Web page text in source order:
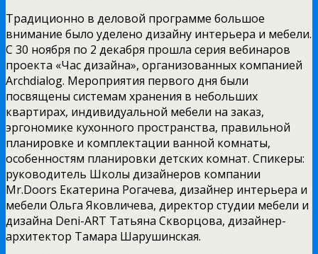
Традиционно в деловой программе большое
внимание было уделено дизайну интерьера и мебели.
С 30 ноября по 2 декабря прошла серия вебинаров
проекта «Час дизайна», организованных компанией
Archdialog. Мероприятия первого дня были
посвящены системам хранения в небольших
квартирах, индивидуальной мебели на заказ,
эргономике кухонного пространства, правильной
планировке и комплектации ванной комнаты,
особенностям планировки детских комнат. Спикеры:
руководитель Школы дизайнеров компании
Mr.Doors Екатерина Рогачева, дизайнер интерьера и
мебели Ольга Яковличева, директор студии мебели и
дизайна Deni-ART Татьяна Скворцова, дизайнер-
архитектор Тамара Шарушинская.